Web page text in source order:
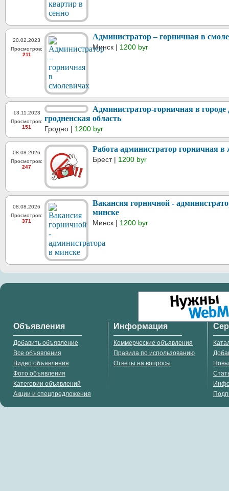
20.02.2023
Просмотров:
211
Администратор – горничная в
Минск | 1200 byr
13.11.2023
Просмотров:
151
Администратор-горничная в городе
гродненская область
Гродно | 1200 byr
08.08.2026
Просмотров:
247
Работа администратор горничная в
Брест | 1200 byr
08.08.2026
Просмотров:
371
Вакансия горничной -
минске
Минск | 1200 byr
Объявления
Добавить объявление
Все объявления
Видео объявления
Фото объявления
Категории объявлений
Акции и спецпредложения
Информация
Коммерческие объявления
Правила по использованию
Ответы на вопросы